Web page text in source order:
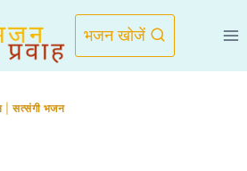
भजन खोजें
|सत्संगी भजन